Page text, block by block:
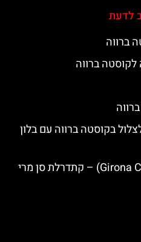
לדעת
ברווה
לקוסטה ברווה
בקוסטה ברווה עם בלון
קתדרלת גירונה (Girona Cathedral) – קתדרלת סן מרי